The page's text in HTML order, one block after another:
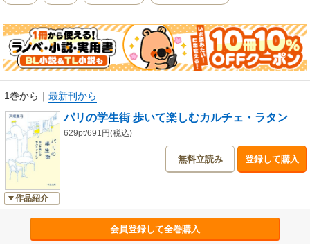
〈本文より〉
味わえる」
「散歩でも用事でも、飽きもせず古い道を選んで歩く」
「古いパリの佇まいは、心が和むほどに優しい」
〈目次より〉
住まいは、右岸か左岸か／古代ローマの大浴場遺跡／学生街で楽しむ古い
教会めぐり／ジョルジュ・サンドが賛美した「貴婦人と一角獣」のタピス
リー／ヘミングウェイの空腹とリュクサンブール公園今昔／ソルボンヌと
音楽祭／モンテベロ河岸の箱本屋／ひとつの村のようなモーベエル広場界
隈／コレッジュ・ド・フランスの自由な講座／しっとりとした佇まいのビ
エーブル通り／辻邦生が住んだデカルト通りの坂／日本人の顔には「盗ん
でもいいよ」と書いてある／とっておきの場所、アラブ世界研究所の図書
室 ほか
1巻から ｜ 最新刊から
作品紹介
パリの学生街 歩いて楽しむカルチェ・ラタン
629pt/691円(税込)
無料立読み 登録して購入
会員登録して全巻購入